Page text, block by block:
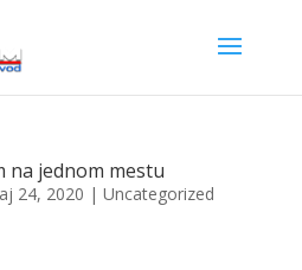
na jednom mestu
24, 2020 | Uncategorized